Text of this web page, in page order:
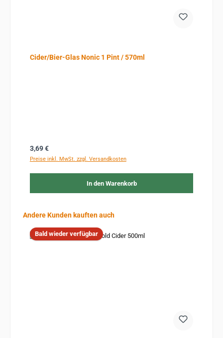
Cider/Bier-Glas Nonic 1 Pint / 570ml
Regulärer Preis:
3,69 €
Preise inkl. MwSt. zzgl. Versandkosten
In den Warenkorb
Produktgalerie überspringen
Andere Kunden kauften auch
Bald wieder verfügbar